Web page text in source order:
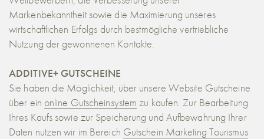
Markenbekanntheit sowie die Maximierung unseres
wirtschaftlichen Erfolgs durch bestmögliche vertriebliche
Nutzung der gewonnenen Kontakte.
ADDITIVE+ GUTSCHEINE
Sie haben die Möglichkeit, über unsere Website Gutscheine
über ein online Gutscheinsystem zu kaufen. Zur Bearbeitung
Ihres Kaufs sowie zur Speicherung und Aufbewahrung Ihrer
Daten nutzen wir im Bereich Gutschein Marketing Tourismus